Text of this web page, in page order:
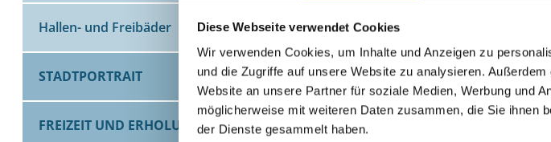
Diese Webseite verwendet Cookies
Wir verwenden Cookies, um Inhalte und Anzeigen zu
und die Zugriffe auf unsere Website zu analysieren.
Website an unsere Partner für soziale Medien, Werbung und
möglicherweise mit weiteren Daten zusammen, die Sie ihnen
der Dienste gesammelt haben.
Hallen- und Freibäder
STADTPORTRAIT
FREIZEIT UND ERHOLUNG
E-Mail:stefan.schweigert@oberhausen.de
Sportstättenmanagement Sportplätze,
Norman Keuschen, Telefon: 0208 825-
E-Mail: norman.keuschen@oberhausen.de
Sportservice, Sportstättenvergabe,